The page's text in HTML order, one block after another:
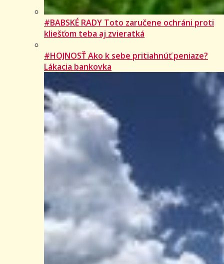
#BABSKÉ RADY Toto zaručene ochráni proti
kliešťom teba aj zvieratká
#HOJNOSŤ Ako k sebe pritiahnúť peniaze?
Lákacia bankovka